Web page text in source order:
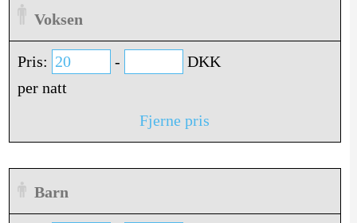
Voksen
Pris: -
DKK
per natt
Fjerne pris
Barn